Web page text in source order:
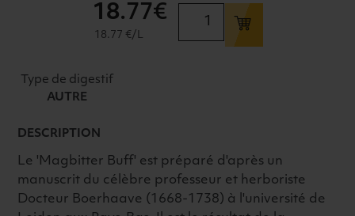
MAAGBITTER
18.77€
18.77 €/L
Type de digestif
AUTRE
DESCRIPTION
Le 'Magbitter Buff' est préparé d'après un
manuscrit du célèbre professeur et herboriste
Docteur Boerhaave (1668-1738) à l'université de